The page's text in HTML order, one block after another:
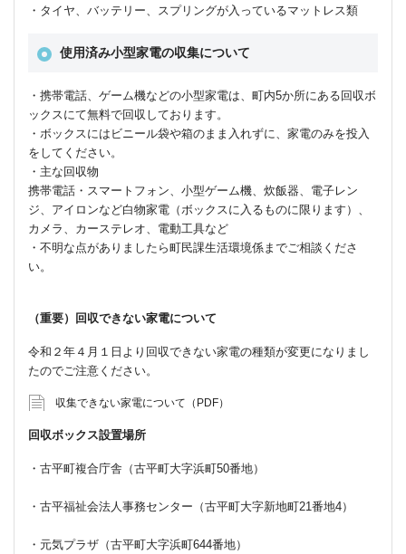
・タイヤ、バッテリー、スプリングが入っているマットレス類
使用済み小型家電の収集について
・携帯電話、ゲーム機などの小型家電は、町内5か所にある回収ボ
ックスにて無料で回収しております。
・ボックスにはビニール袋や箱のまま入れずに、家電のみを投入
をしてください。
・主な回収物
携帯電話・スマートフォン、小型ゲーム機、炊飯器、電子レン
ジ、アイロンなど白物家電（ボックスに入るものに限ります）、
カメラ、カーステレオ、電動工具など
・不明な点がありましたら町民課生活環境係までご相談くださ
い。
（重要）回収できない家電について
令和２年４月１日より回収できない家電の種類が変更になりまし
たのでご注意ください。
収集できない家電について（PDF）
回収ボックス設置場所
・古平町複合庁舎（古平町大字浜町50番地）
・古平福祉会法人事務センター（古平町大字新地町21番地4）
・元気プラザ（古平町大字浜町644番地）